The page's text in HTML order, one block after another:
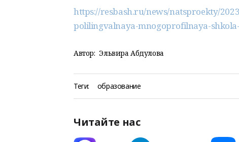
https://resbash.ru/news/natsproekty/
polilingvalnaya-mnogoprofilnaya-
Автор: Эльвира Абдулова
Теги: образование
Читайте нас